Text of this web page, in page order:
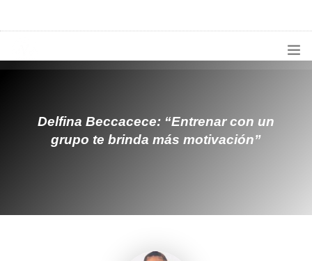
¿QUIÉNES SOMOS?
PROGRAMACIÓN
APLICACIONES
Delfina Beccacece: “Entrenar con un
grupo te brinda más motivación”